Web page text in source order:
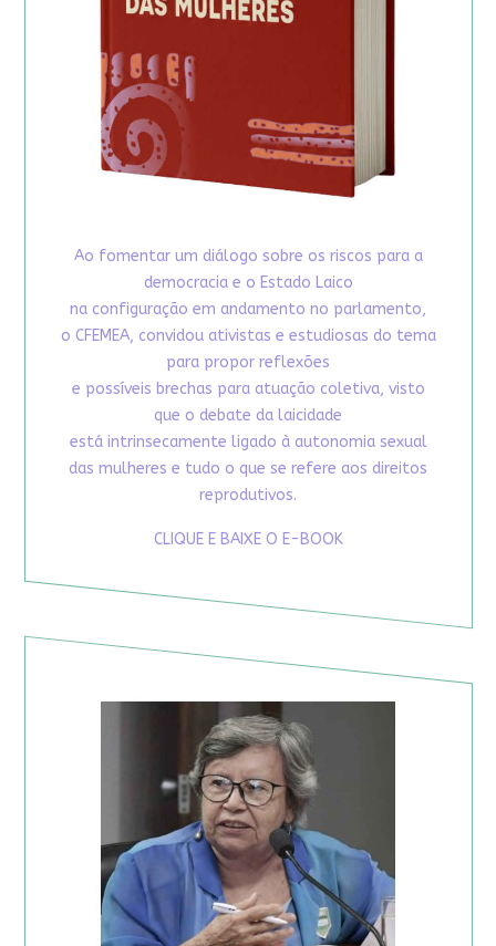
Ao fomentar um diálogo sobre os riscos para a
democracia e o Estado Laico
na configuração em andamento no parlamento,
o CFEMEA, convidou ativistas e estudiosas do tema
para propor reflexões
e possíveis brechas para atuação coletiva, visto
que o debate da laicidade
está intrinsecamente ligado à autonomia sexual
das mulheres e tudo o que se refere aos direitos
reprodutivos.
CLIQUE E BAIXE O E-BOOK